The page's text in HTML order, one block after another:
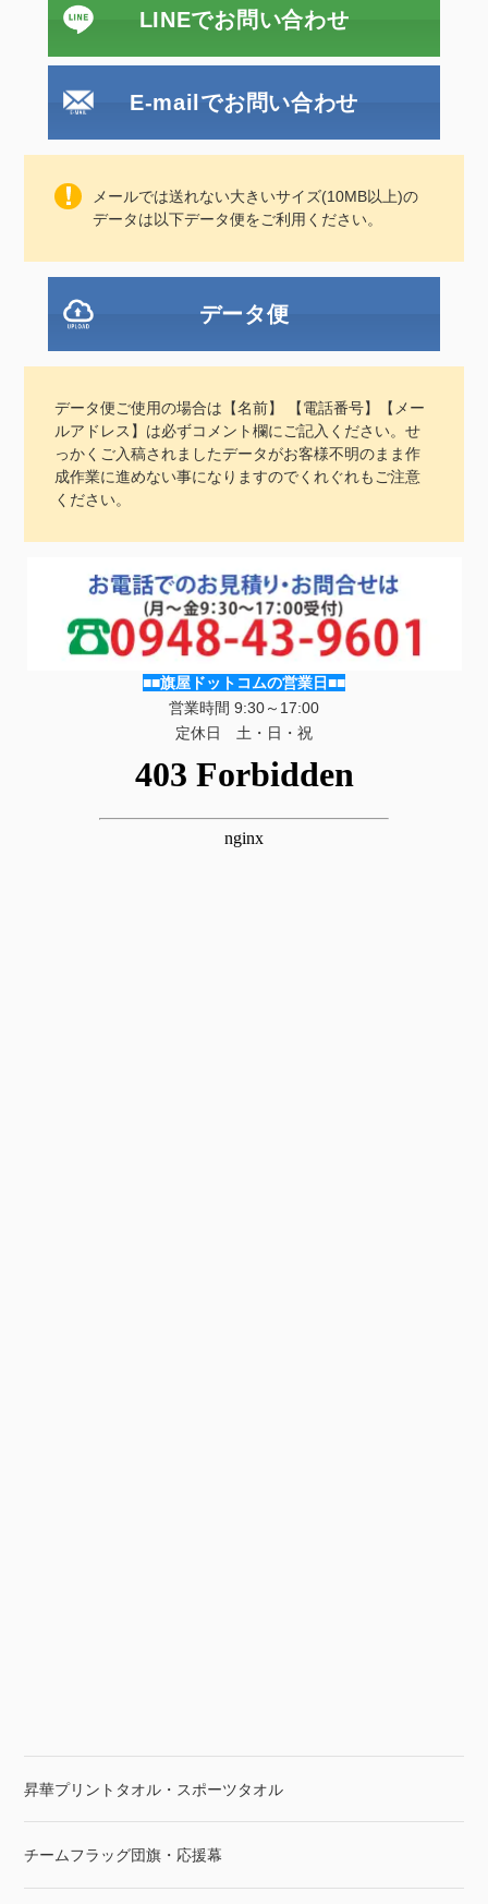
LINEでお問い合わせ
E-mailでお問い合わせ
メールでは送れない大きいサイズ(10MB以上)の
データは以下データ便をご利用ください。
データ便
データ便ご使用の場合は【名前】 【電話番号】【メー
ルアドレス】は必ずコメント欄にご記入ください。せ
っかくご入稿されましたデータがお客様不明のまま作
成作業に進めない事になりますのでくれぐれもご注意
ください。
■■旗屋ドットコムの営業日■■
営業時間 9:30～17:00
定休日 土・日・祝
昇華プリントタオル・スポーツタオル
チームフラッグ団旗・応援幕